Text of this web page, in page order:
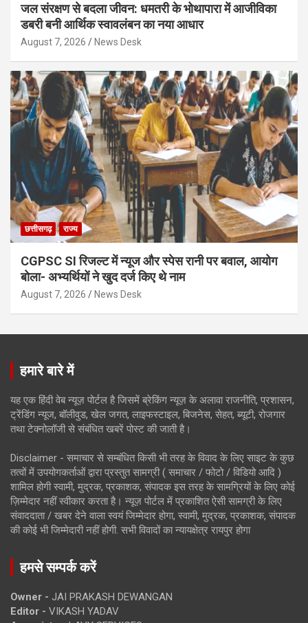
जल संरक्षण से बदला जीवन: धमतरी के भोथापारा में आजीविका
डबरी बनी आर्थिक स्वावलंबन का नया आधार
August 7, 2026 News Desk
छत्तीसगढ़ राज्य
CGPSC SI रिजल्ट में न्यूज और स्पेस रानी पर बवाल, आयोग
बोला- अभ्यर्थियों ने खुद दर्ज किए थे नाम
August 7, 2026 News Desk
हमारे बारे में
यह एक हिंदी वेब न्यूज़ पोर्टल है जिसमें ब्रेकिंग न्यूज़ के अलावा राजनीति, प्रशासन,
ट्रेंडिंग न्यूज, बॉलीवुड, खेल जगत, लाइफस्टाइल, बिजनेस, सेहत, ब्यूटी, रोजगार
तथा टेक्नोलॉजी से संबंधित खबरें पोस्ट की जाती है।
Disclaimer - समाचार से सम्बंधित किसी भी तरह के विवाद के लिए साइट के कुछ
तत्वों में उपयोगकर्ताओं द्वारा प्रस्तुत सामग्री ( समाचार / फोटो / विडियो आदि )
शामिल होगी स्वामी, मुद्रक, प्रकाशक, संपादक इस तरह के सामग्रियों के लिए कोई
ज़िम्मेदार नहीं स्वीकार करता है। न्यूज़ पोर्टल में प्रकाशित ऐसी सामग्री के लिए
संवाददाता / खबर देने वाला स्वयं जिम्मेदार होगा, स्वामी, मुद्रक, प्रकाशक, संपादक
की कोई भी जिम्मेदारी नहीं होगी. सभी विवादों का न्यायक्षेत्र रायपुर होगा
हमसे सम्पर्क करें
Owner - JAI PRAKASH DEWANGAN
Editor - VIKASH YADAV